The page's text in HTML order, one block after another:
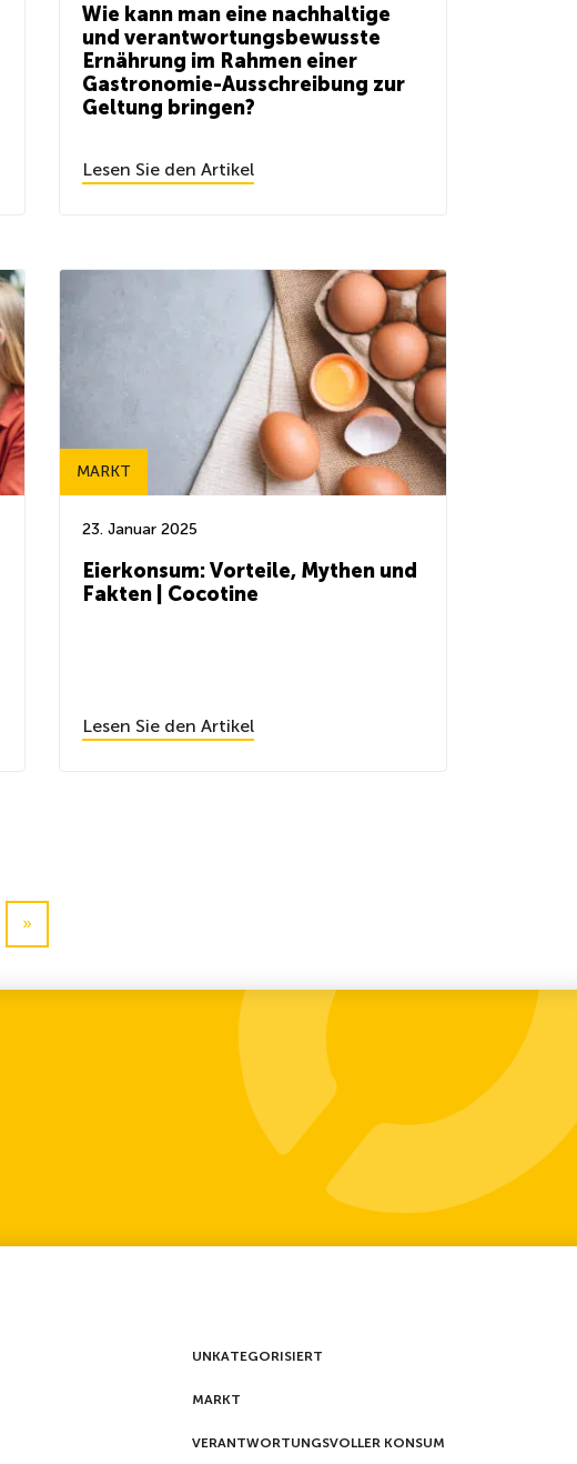
Wie kann man eine nachhaltige
und verantwortungsbewusste
Ernährung im Rahmen einer
Gastronomie-Ausschreibung zur
Geltung bringen?
Lesen Sie den Artikel
MARKT
23. Januar 2025
Eierkonsum: Vorteile, Mythen und
Fakten | Cocotine
Lesen Sie den Artikel
»
UNKATEGORISIERT
MARKT
VERANTWORTUNGSVOLLER KONSUM